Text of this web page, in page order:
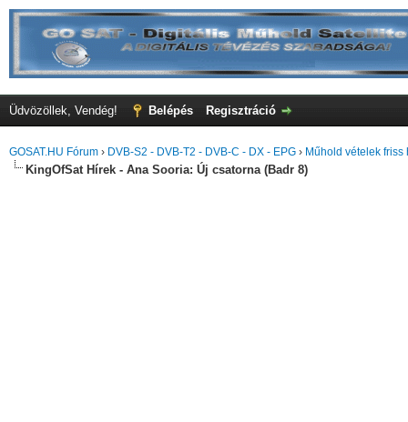
Üdvözöllek, Vendég! Belépés Regisztráció
GOSAT.HU Fórum › DVB-S2 - DVB-T2 - DVB-C - DX - EPG › Műhold vételek friss
KingOfSat Hírek - Ana Sooria: Új csatorna (Badr 8)